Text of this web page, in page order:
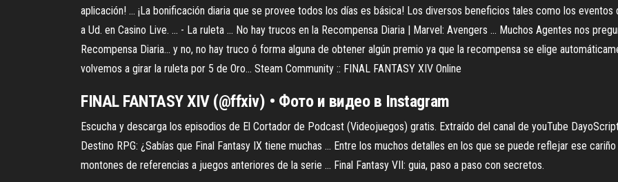
aplicación! ... ¡La bonificación diaria que se provee todos los días es básica! Los diversos beneficios tales como los
a Ud. en Casino Live. ... - La ruleta ... No hay trucos en la Recompensa Diaria | Marvel: Avengers ... Muchos Agentes nos
Recompensa Diaria... y no, no hay truco ó forma alguna de obtener algún premio ya que la recompensa se elige
volvemos a girar la ruleta por 5 de Oro... Steam Community :: FINAL FANTASY XIV Online
FINAL FANTASYXIV(@ffxiv) • Фото и видео в Instagram
Escucha y descarga los episodios de El Cortador de Podcast (Videojuegos) gratis. Extraído del canal de youTube
Destino RPG: ¿Sabías que Final Fantasy IX tiene muchas ... Entre los muchos detalles en los que se puede reflejar ese
montones de referencias a juegos anteriores de la serie ... Final Fantasy VII: guia, paso a paso con secretos.